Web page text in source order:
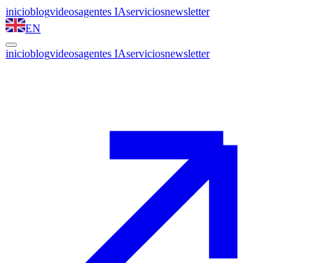
inicioblogvideosagentes IAserviciosnewsletter
EN
inicioblogvideosagentes IAserviciosnewsletter